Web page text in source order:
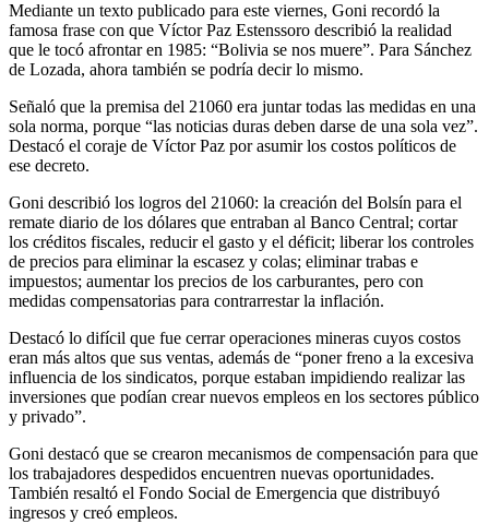
Mediante un texto publicado para este viernes, Goni recordó la
famosa frase con que Víctor Paz Estenssoro describió la realidad
que le tocó afrontar en 1985: “Bolivia se nos muere”. Para Sánchez
de Lozada, ahora también se podría decir lo mismo.
Señaló que la premisa del 21060 era juntar todas las medidas en una
sola norma, porque “las noticias duras deben darse de una sola vez”.
Destacó el coraje de Víctor Paz por asumir los costos políticos de
ese decreto.
Goni describió los logros del 21060: la creación del Bolsín para el
remate diario de los dólares que entraban al Banco Central; cortar
los créditos fiscales, reducir el gasto y el déficit; liberar los controles
de precios para eliminar la escasez y colas; eliminar trabas e
impuestos; aumentar los precios de los carburantes, pero con
medidas compensatorias para contrarrestar la inflación.
Destacó lo difícil que fue cerrar operaciones mineras cuyos costos
eran más altos que sus ventas, además de “poner freno a la excesiva
influencia de los sindicatos, porque estaban impidiendo realizar las
inversiones que podían crear nuevos empleos en los sectores público
y privado”.
Goni destacó que se crearon mecanismos de compensación para que
los trabajadores despedidos encuentren nuevas oportunidades.
También resaltó el Fondo Social de Emergencia que distribuyó
ingresos y creó empleos.